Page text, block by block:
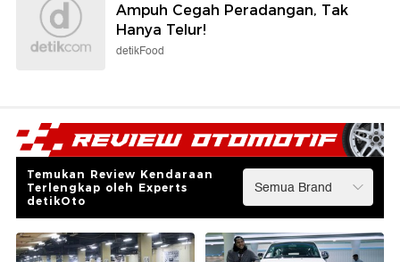
Ampuh Cegah Peradangan, Tak
Hanya Telur!
detikFood
Temukan Review Kendaraan
Terlengkap oleh Experts
detikOto